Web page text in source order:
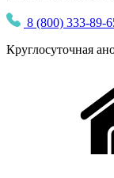
8 (800) 333-89-
Круглосуточная